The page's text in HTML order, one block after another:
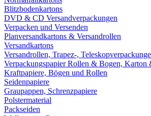
Blitzbodenkartons
DVD & CD Versandverpackungen
Verpacken und Versenden
Planversandkartons & Versandrollen
Versandkartons
Versandrollen, Trapez-,
Verpackungspapier Rollen & Bogen, Karton
Kraftpapiere, Bögen und Rollen
Seidenpapiere
Graupappen, Schrenzpapiere
Polstermaterial
Packseiden